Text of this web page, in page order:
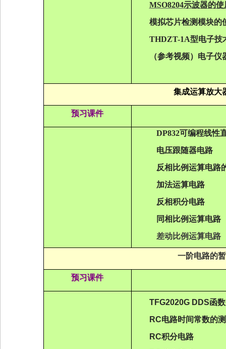
MSO8204示波器的使
模拟芯片检测模块的
THDZT-1A型电子技
（参考视频）电子
集成运算放大
预习课件
DP832可编程线性
电压跟随器电路
反相比例运算电路
加法运算电路
反相积分电路
同相比例运算电路
差动比例运算电路
一阶电路的
预习课件
TFG2020G DDS函
RC电路时间常数的
RC积分电路